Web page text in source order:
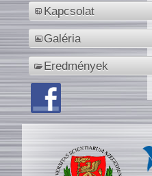
Kapcsolat
Galéria
Eredmények